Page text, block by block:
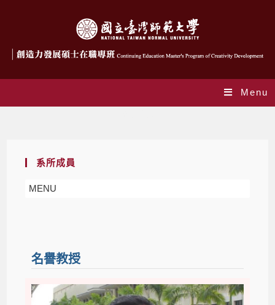
Menu
系所成員
MENU
名譽教授